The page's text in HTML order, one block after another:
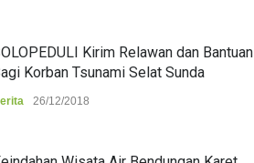
Kirim Relawan dan Bantuan
Korban Tsunami Selat Sunda
26/12/2018